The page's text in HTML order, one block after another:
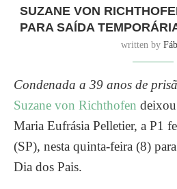
SUZANE VON
PARA SAÍDA
written by
Condenada a 39 anos de
Suzane von Richthofen deixou
Maria Eufrásia Pelletier, a P1
(SP), nesta quinta-feira (8)
Dia dos Pais.